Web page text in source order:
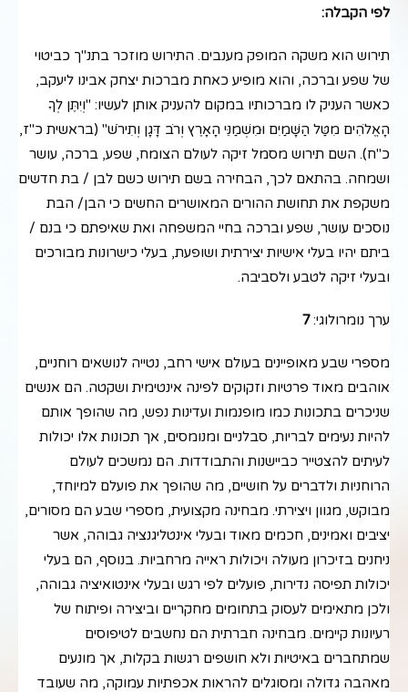
לפי הקבלה:
תירוש הוא משקה המופק מענבים. התירוש מוזכר בתנ"ך כביטוי
של שפע וברכה, והוא מופיע כאחת מברכות יצחק אבינו ליעקב,
כאשר העניק לו מברכותיו במקום להעניק אותן לעשיו: "וְיִתֶּן לְךָ
הָאֱלֹהִים מִטַּל הַשָּׁמַיִם וּמִשְׁמַנֵּי הָאָרֶץ וְרֹב דָּגָן וְתִירֹשׁ" (בראשית כ"ז,
כ"ח). השם תירוש מסמל זיקה לעולם הצומח, שפע, ברכה, עושר
ושמחה. בהתאם לכך, הבחירה בשם תירוש כשם לבן / בת חדשים
משקפת את תחושת ההורים המאושרים החשים כי הבן/ הבת
נוסכים עושר, שפע וברכה בחיי המשפחה ואת שאיפתם כי בנם /
ביתם יהיו בעלי אישיות יצירתית ושופעת, בעלי כישרונות מבורכים
ובעלי זיקה לטבע ולסביבה.
ערך נומרולוגי:7
מספרי שבע מאופיינים בעולם אישי רחב, נטייה לנושאים רוחניים,
אוהבים מאוד פרטיות וזקוקים לפינה אינטימית ושקטה. הם אנשים
שניכרים בתכונות כמו מופנמות ועדינות נפש, מה שהופך אותם
להיות נעימים לבריות, סבלניים ומנומסים, אך תכונות אלו יכולות
לעיתים להצטייר כביישנות והתבודדות. הם נמשכים לעולם
הרוחניות ולדברים על חושיים, מה שהופך את פועלם למיוחד,
מבוקש, מגוון ויצירתי. מבחינה מקצועית, מספרי שבע הם מסורים,
יציבים ואמינים, חכמים מאוד ובעלי אינטליגנציה גבוהה, אשר
ניחנים בזיכרון מעולה ויכולות ראייה מרחביות. בנוסף, הם בעלי
יכולות תפיסה נדירות, פועלים לפי רגש ובעלי אינטואיציה גבוהה,
ולכן מתאימים לעסוק בתחומים מחקריים וביצירה ופיתוח של
רעיונות קיימים. מבחינה חברתית הם נחשבים לטיפוסים
שמתחברים באיטיות ולא חושפים רגשות בקלות, אך מונעים
מאהבה גדולה ומסוגלים להראות אכפתיות עמוקה, מה שעובד